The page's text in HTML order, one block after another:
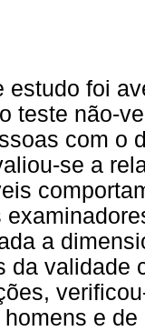
estudo foi
teste não-
com o
se a
a
da validade
e